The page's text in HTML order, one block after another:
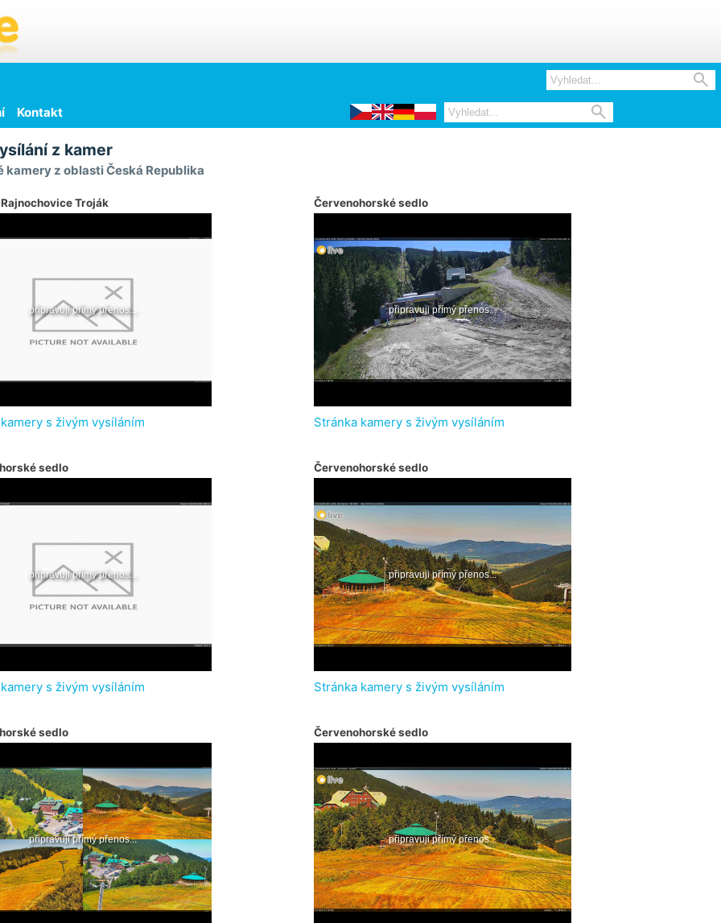

Kontakt 
z kamer
kamery z oblasti Česká Republika
Troják
s živým vysíláním
Červenohorské sedlo
Stránka kamery s živým vysíláním
sedlo
s živým vysíláním
Červenohorské sedlo
Stránka kamery s živým vysíláním
sedlo Červenohorské sedlo